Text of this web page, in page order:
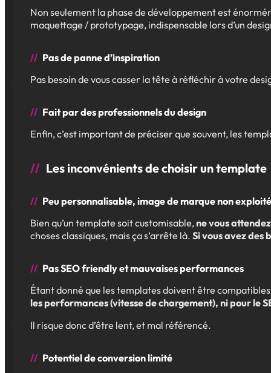
Non seulement la phase de développement est
maquettage / prototypage, indispensable lors d’un
Pas de panne d’inspiration
Pas besoin de vous casser la tête à réfléchir à votre
Fait par des professionnels du design
Enfin, c’est important de préciser que souvent, les
Les inconvénients de choisir un template
Peu personnalisable, image de marque non
Bien qu’un template soit customisable,ne vous
choses classiques, mais ça s’arrête là. Si vous avez des
Pas SEO friendly et mauvaises performances
Étant donné que les templates doivent être
les performances (vitesse de chargement), ni pour le
Il risque donc d’être lent, et mal référencé.
Potentiel de conversion limité